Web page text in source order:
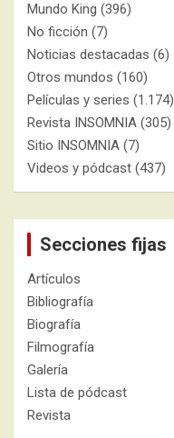
Mundo King (396)
No ficción (7)
Noticias destacadas (6)
Otros mundos (160)
Películas y series (1.174)
Revista INSOMNIA (305)
Sitio INSOMNIA (7)
Videos y pódcast (437)
Secciones fijas
Artículos
Bibliografía
Biografía
Filmografía
Galería
Lista de pódcast
Revista